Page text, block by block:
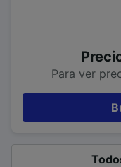
Para ver